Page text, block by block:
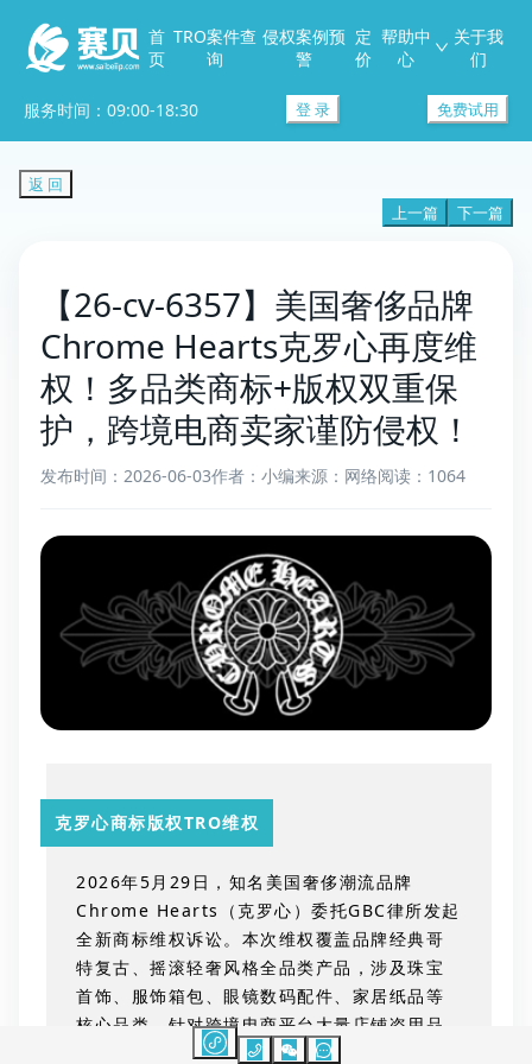
首
页
TRO案件查
询
侵权案例预
警
定
价
帮助中
心
关于我
们
服务时间：09:00-18:30 登 录 免费试用
返 回
上一篇
下一篇
【26-cv-6357】美国奢侈品牌
Chrome Hearts克罗心再度维
权！多品类商标+版权双重保
护，跨境电商卖家谨防侵权！
发布时间：2026-06-03作者：小编来源：网络阅读：1064
克罗心商标版权TRO维权
2026年5月29日，知名美国奢侈潮流品牌
Chrome Hearts（克罗心）委托GBC律所发起
全新商标维权诉讼。本次维权覆盖品牌经典哥
特复古、摇滚轻奢风格全品类产品，涉及珠宝
首饰、服饰箱包、眼镜数码配件、家居纸品等
核心品类，针对跨境电商平台大量店铺盗用品
牌注册商标、复刻版权图案、售卖假冒侵权产